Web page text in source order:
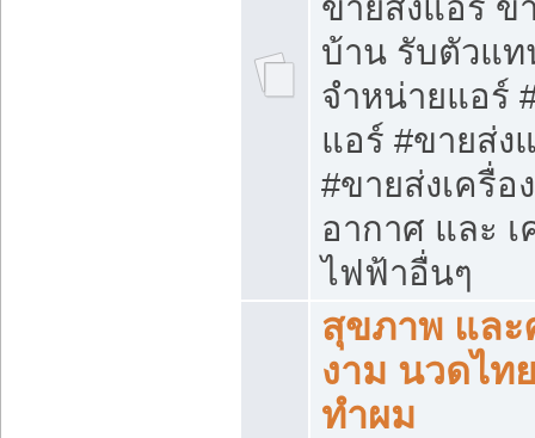
ขายส่งแอร์ ข
บ้าน รับตัวแท
จำหน่ายแอร์
แอร์ #ขายส่ง
#ขายส่งเครื่อ
อากาศ และ เ
ไฟฟ้าอื่นๆ
สุขภาพ และ
งาม นวดไท
ทำผม